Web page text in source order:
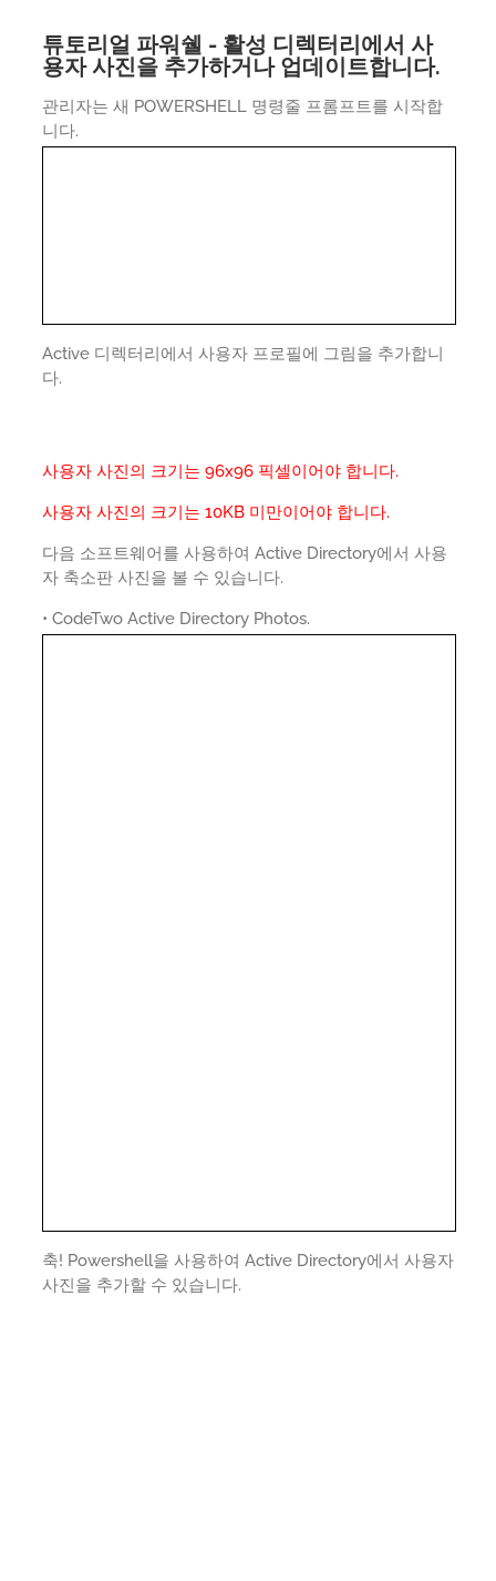
튜토리얼 파워쉘 - 활성 디렉터리에서 사
용자 사진을 추가하거나 업데이트합니다.
관리자는 새 POWERSHELL 명령줄 프롬프트를 시작합
니다.
Active 디렉터리에서 사용자 프로필에 그림을 추가합니
다.
사용자 사진의 크기는 96x96 픽셀이어야 합니다.
사용자 사진의 크기는 10KB 미만이어야 합니다.
다음 소프트웨어를 사용하여 Active Directory에서 사용
자 축소판 사진을 볼 수 있습니다.
• CodeTwo Active Directory Photos.
축! Powershell을 사용하여 Active Directory에서 사용자
사진을 추가할 수 있습니다.